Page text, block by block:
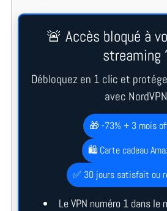
🚨 Accès bloqué à
streaming
Débloquez en 1 clic et
avec
🎁 -73% + 3 mois
🛍️ Carte cadeau
✅ 30 jours satisfait ou
Le VPN numéro 1 dans le